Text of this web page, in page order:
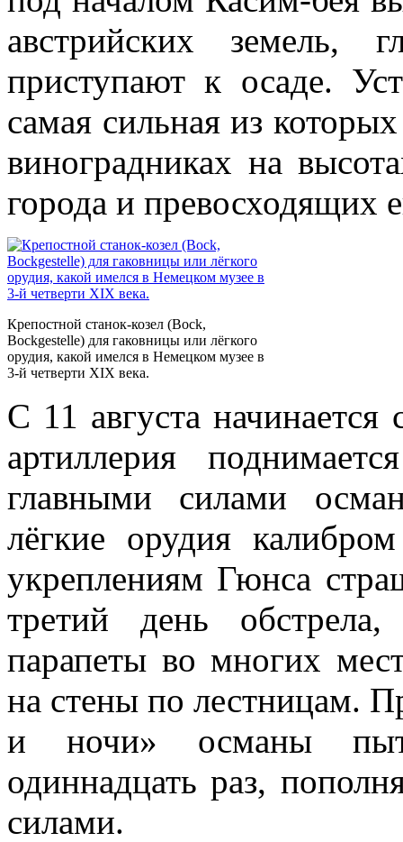
австрийских земель,
приступают к осаде.
самая сильная из
виноградниках на
города и превосходящих
Крепостной станок-козел (Bock,
Bockgestelle) для гаковницы или лёгкого
орудия, какой имелся в Немецком музее в
3‑й четверти XIX века.
С 11 августа
артиллерия
главными силами
лёгкие орудия
укреплениям Гюнса
третий день
парапеты во многих
на стены по лестницам.
и ночи» османы
одиннадцать раз,
силами.